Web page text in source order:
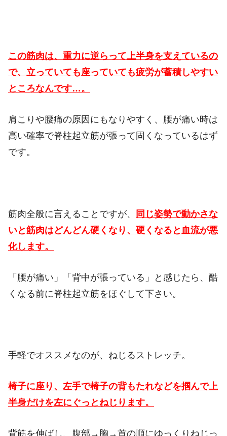
この筋肉は、重力に逆らって上半身を支えているの
で、立っていても座っていても疲労が蓄積しやすい
ところなんです…。
肩こりや腰痛の原因にもなりやすく、腰が痛い時は
高い確率で脊柱起立筋が張って固くなっているはず
です。
筋肉全般に言えることですが、
同じ姿勢で動かさな
いと筋肉はどんどん硬くなり、硬くなると血流が悪
化します。
「腰が痛い」「背中が張っている」と感じたら、酷
くなる前に脊柱起立筋をほぐして下さい。
手軽でオススメなのが、ねじるストレッチ。
椅子に座り、左手で椅子の背もたれなどを掴んで上
半身だけを左にぐっとねじります。
背筋を伸ばし、腹部→胸→首の順にゆっくりねじっ